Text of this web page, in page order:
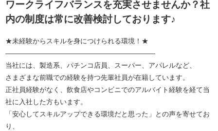
ワークライフバランスを充実させませんか？社
内の制度は常に改善検討しております♪
★未経験からスキルを身につけられる環境！★
――――――――――――――――――――――
当社には、製造系、パチンコ店員、スーパー、アパレルなど、
さまざまな前職での経験を持つ先輩社員が在籍しています。
正社員経験がなく、飲食店やコンビニでのアルバイト経験を経て当
社に入社した方もいます。
「安心してスキルアップできる環境だと思った」との声を寄せてお
り、